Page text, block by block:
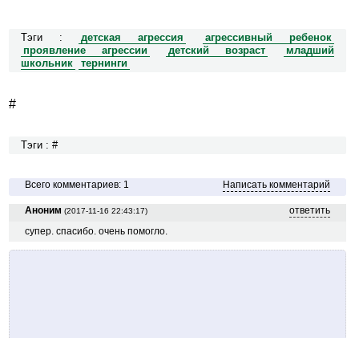
Тэги : детская агрессия
агрессивный ребенок
проявление агрессии
детский возраст
младший
школьник
тернинги
#
Тэги : #
Всего комментариев: 1 Написать комментарий
Аноним (2017-11-16 22:43:17)
ответить
супер. спасибо. очень помогло.